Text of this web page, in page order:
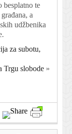
besplatno te
a
udžbenika
za subotu,
Trgu slobode »